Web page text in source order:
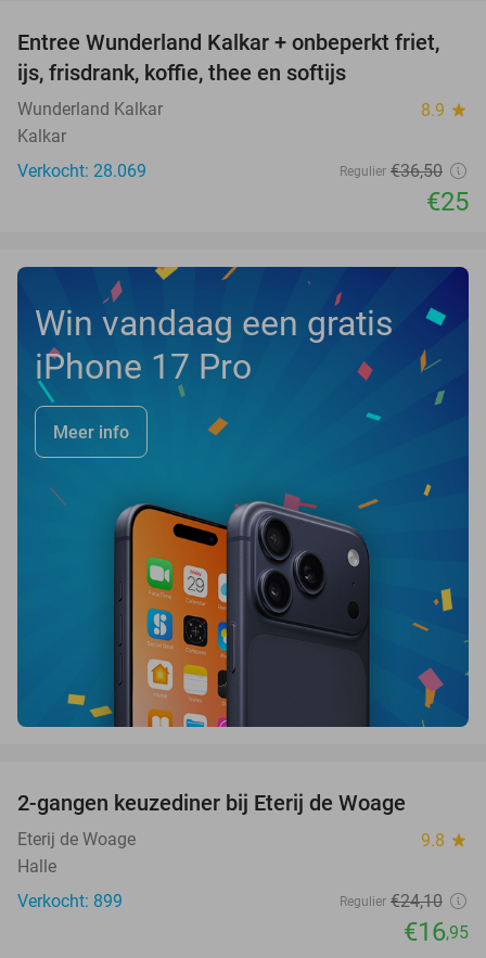
32%
Entree Wunderland Kalkar + onbeperkt friet,
ijs, frisdrank, koffie, thee en softijs
Wunderland Kalkar 8.9 star
Kalkar
Verkocht: 28.069
Regulier €36,50
€25
Win vandaag een gratis
iPhone 17 Pro
Meer info
2-gangen keuzediner bij Eterij de Woage
Eterij de Woage 9.8 star
Halle
Verkocht: 899
Regulier €24,10
€16,95